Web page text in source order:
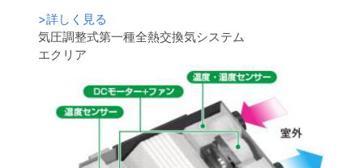
>詳しく見る
気圧調整式第一種全熱交換気システム
エクリア